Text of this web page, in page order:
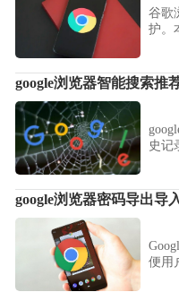
谷歌
护。
google浏览器智能搜索推
史记
google浏览器密码导出导
便用